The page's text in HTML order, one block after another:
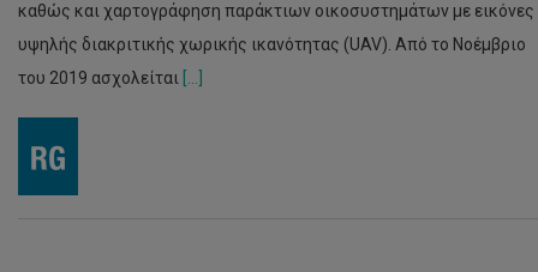
καθώς και χαρτογράφηση παράκτιων οικοσυστημάτων με εικόνες
υψηλής διακριτικής χωρικής ικανότητας (UAV). Από το Νοέμβριο
του 2019 ασχολείται